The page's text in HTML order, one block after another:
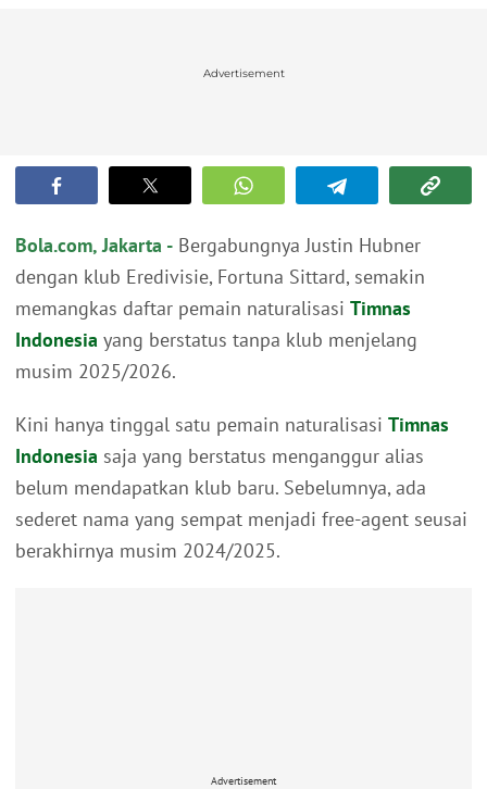
Advertisement
Bola.com, Jakarta - Bergabungnya Justin Hubner
dengan klub Eredivisie, Fortuna Sittard, semakin
memangkas daftar pemain naturalisasi Timnas
Indonesia yang berstatus tanpa klub menjelang
musim 2025/2026.
Kini hanya tinggal satu pemain naturalisasi Timnas
Indonesia saja yang berstatus menganggur alias
belum mendapatkan klub baru. Sebelumnya, ada
sederet nama yang sempat menjadi free-agent seusai
berakhirnya musim 2024/2025.
Advertisement